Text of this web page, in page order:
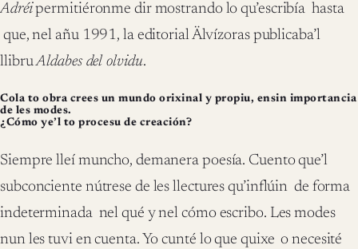
Adréipermitiéronme dir mostrando lo qu’escribía hasta
que, nel añu 1991, la editorial Älvízoras publicaba’l
llibruAldabes del olvidu.
Cola to obra crees un mundo orixinal y propiu, ensin importancia
de les modes.
¿Cómo ye’l to procesu de creación?
Siempre lleí muncho, demanera poesía. Cuento que’l
subconciente nútrese de les llectures qu’inflúin de forma
indeterminada nel qué y nel cómo escribo. Les modes
nun les tuvi en cuenta. Yo cunté lo que quixe o necesité